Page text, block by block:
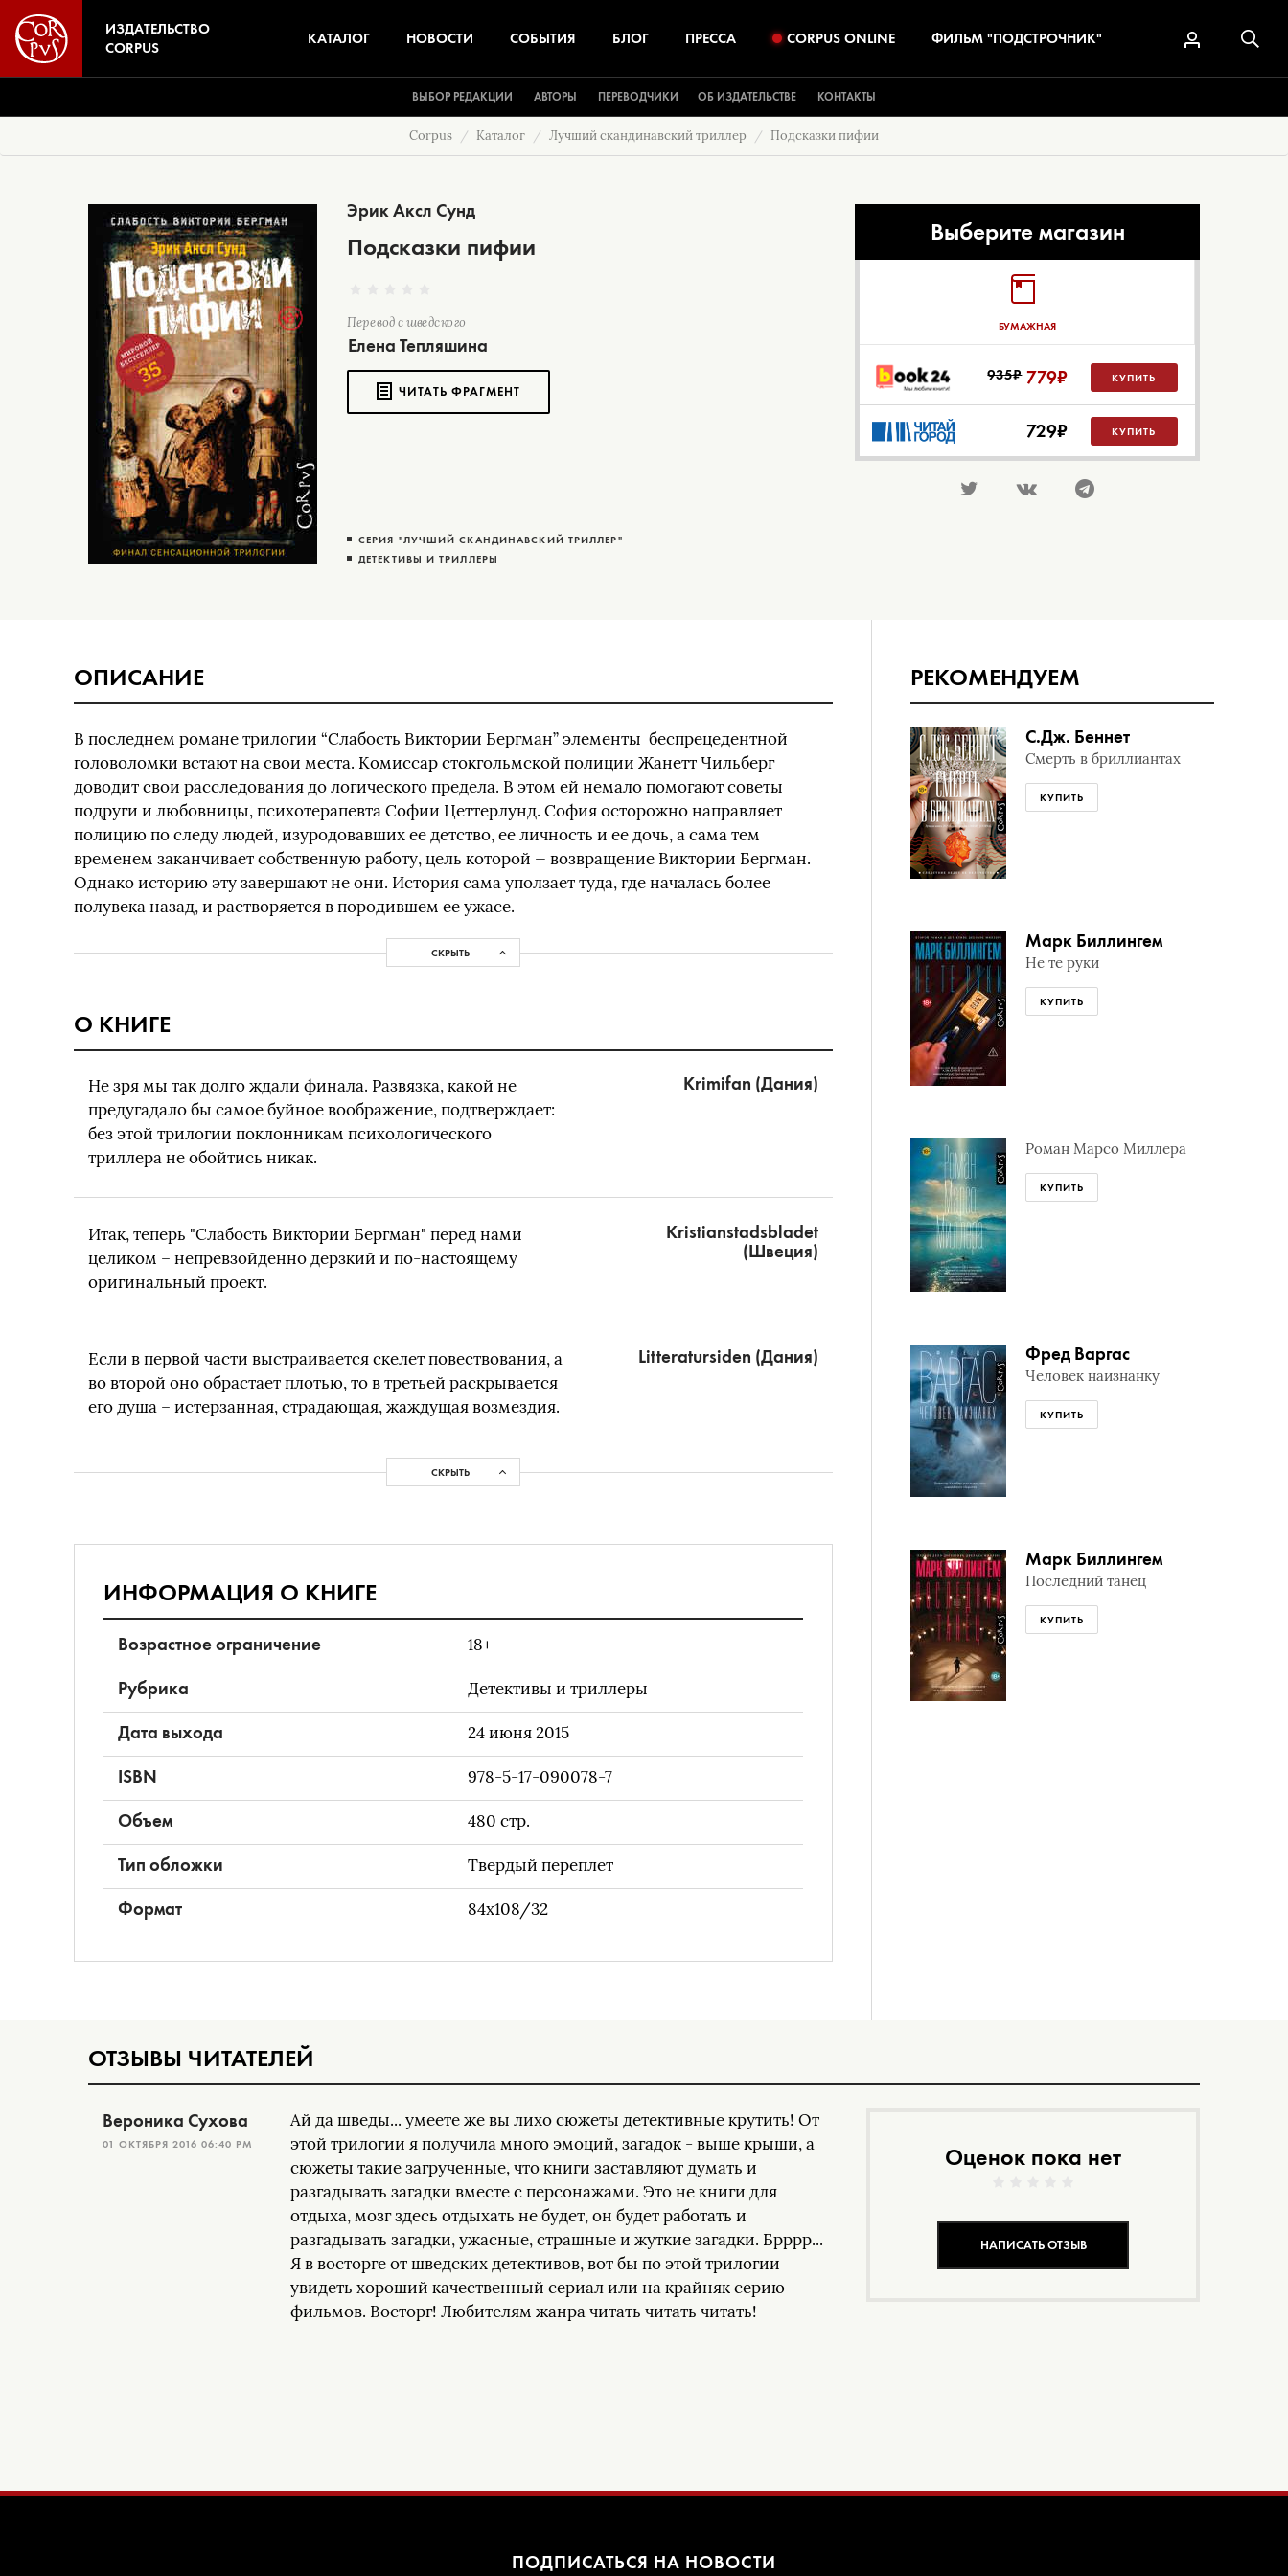
ИЗДАТЕЛЬСТВО
CORPUS
КАТАЛОГ НОВОСТИ СОБЫТИЯ БЛОГ ПРЕССА CORPUS ONLINE ФИЛЬМ "ПОДСТРОЧНИК"
ВЫБОР РЕДАКЦИИ АВТОРЫ ПЕРЕВОДЧИКИ ОБ ИЗДАТЕЛЬСТВЕ КОНТАКТЫ
Corpus Каталог Лучший скандинавский триллер Подсказки пифии
Эрик Аксл Сунд
Подсказки пифии
Перевод с шведского
Елена Тепляшина
ЧИТАТЬ ФРАГМЕНТ
СЕРИЯ "ЛУЧШИЙ СКАНДИНАВСКИЙ ТРИЛЛЕР"
ДЕТЕКТИВЫ И ТРИЛЛЕРЫ
Выберите магазин
БУМАЖНАЯ
935₽ 779₽ КУПИТЬ
729₽ КУПИТЬ
РЕКОМЕНДУЕМ
С.Дж. Беннет
Смерть в бриллиантах
КУПИТЬ
Марк Биллингем
Не те руки
КУПИТЬ
Роман Марсо Миллера
КУПИТЬ
Фред Варгас
Человек наизнанку
КУПИТЬ
Марк Биллингем
Последний танец
КУПИТЬ
ОПИСАНИЕ
В последнем романе трилогии “Слабость Виктории Бергман” элементы беспрецедентной
головоломки встают на свои места. Комиссар стокгольмской полиции Жанетт Чильберг
доводит свои расследования до логического предела. В этом ей немало помогают советы
подруги и любовницы, психотерапевта Софии Цеттерлунд. София осторожно направляет
полицию по следу людей, изуродовавших ее детство, ее личность и ее дочь, а сама тем
временем заканчивает собственную работу, цель которой — возвращение Виктории Бергман.
Однако историю эту завершают не они. История сама уползает туда, где началась более
полувека назад, и растворяется в породившем ее ужасе.
СКРЫТЬ
О КНИГЕ
Не зря мы так долго ждали финала. Развязка, какой не
предугадало бы самое буйное воображение, подтверждает:
без этой трилогии поклонникам психологического
триллера не обойтись никак.
Krimifan (Дания)
Итак, теперь "Слабость Виктории Бергман" перед нами
целиком – непревзойденно дерзкий и по-настоящему
оригинальный проект.
Kristianstadsbladet
(Швеция)
Если в первой части выстраивается скелет повествования, а
во второй оно обрастает плотью, то в третьей раскрывается
его душа – истерзанная, страдающая, жаждущая возмездия.
Litteratursiden (Дания)
СКРЫТЬ
ИНФОРМАЦИЯ О КНИГЕ
Возрастное ограничение 18+
Рубрика Детективы и триллеры
Дата выхода 24 июня 2015
ISBN 978-5-17-090078-7
Объем 480 стр.
Тип обложки Твердый переплет
Формат 84х108/32
ОТЗЫВЫ ЧИТАТЕЛЕЙ
Ай да шведы... умеете же вы лихо сюжеты детективные крутить! От
этой трилогии я получила много эмоций, загадок - выше крыши, а
сюжеты такие загрученные, что книги заставляют думать и
разгадывать загадки вместе с персонажами. Это не книги для
отдыха, мозг здесь отдыхать не будет, он будет работать и
разгадывать загадки, ужасные, страшные и жуткие загадки. Брррр...
Я в восторге от шведских детективов, вот бы по этой трилогии
увидеть хороший качественный сериал или на крайняк серию
фильмов. Восторг! Любителям жанра читать читать читать!
Вероника Сухова
01 ОКТЯБРЯ 2016 06:40 PM Оценок пока нет
НАПИСАТЬ ОТЗЫВ
ПОДПИСАТЬСЯ НА НОВОСТИ